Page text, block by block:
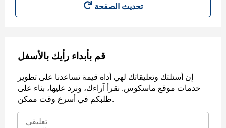
تحديث الصفحة
قم بأبداء رأيك بالأسفل
إن أسئلتك وتعليقاتك لهي أداة قيمة تساعدنا على تطوير
خدمات موقع ماسكوس. نقرأ آراءك، ونرد عليها، بناء على
طلبكم في أسرع وقت ممكن.